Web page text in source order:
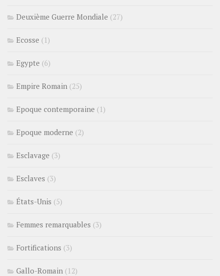
Deuxième Guerre Mondiale (27)
Ecosse (1)
Egypte (6)
Empire Romain (25)
Epoque contemporaine (1)
Epoque moderne (2)
Esclavage (3)
Esclaves (3)
États-Unis (5)
Femmes remarquables (3)
Fortifications (3)
Gallo-Romain (12)